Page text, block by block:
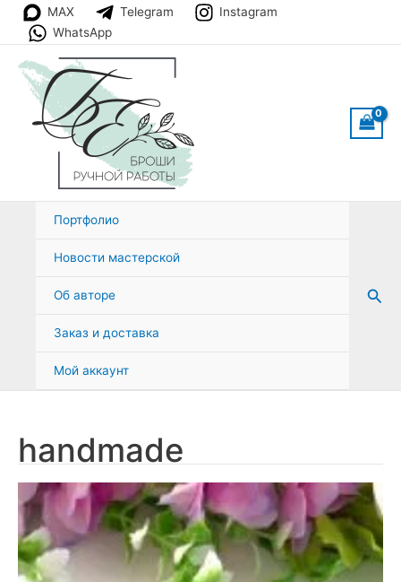
Перейти
содержимому
MAX Telegram
Instagram
WhatsApp
Портфолио
Новости мастерской
Об авторе
Заказ и доставка
Мой аккаунт
handmade